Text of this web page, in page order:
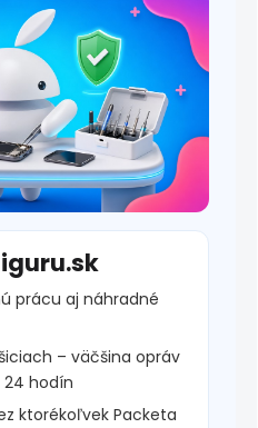
prácu aj náhradné
– väčšina opráv
hodín
ktorékoľvek Packeta